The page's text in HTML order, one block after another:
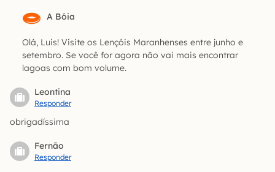
A Bóia
Olá, Luis! Visite os Lençóis Maranhenses entre junho e
setembro. Se você for agora não vai mais encontrar
lagoas com bom volume.
Leontina
Responder
obrigadíssima
Fernão
Responder